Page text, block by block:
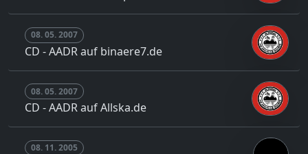
08. 05. 2007
CD - AADR auf binaere7.de
08. 05. 2007
CD - AADR auf Allska.de
08. 11. 2005